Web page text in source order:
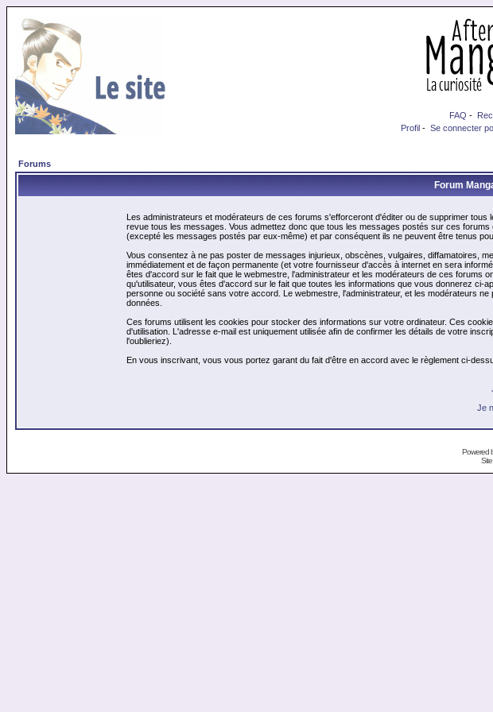
FAQ -
Profil - Se connecter
Forums
Forum
Les administrateurs et modérateurs de ces forums s'efforceront d'éditer ou de supprimer
revue tous les messages. Vous admettez donc que tous les messages postés sur ces
(excepté les messages postés par eux-même) et par conséquent ils ne peuvent être tenus
Vous consentez à ne pas poster de messages injurieux, obscènes, vulgaires, diffamatoires,
immédiatement et de façon permanente (et votre fournisseur d'accès à internet en sera
êtes d'accord sur le fait que le webmestre, l'administrateur et les modérateurs de ces forums
qu'utilisateur, vous êtes d'accord sur le fait que toutes les informations que vous donnerez
personne ou société sans votre accord. Le webmestre, l'administrateur, et les modérateurs
données.
Ces forums utilisent les cookies pour stocker des informations sur votre ordinateur. Ces
d'utilisation. L'adresse e-mail est uniquement utilisée afin de confirmer les détails de votre
l'oublieriez).
En vous inscrivant, vous vous portez garant du fait d'être en accord avec le règlement ci-
Je
Powered